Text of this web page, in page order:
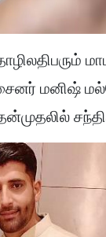
மனிஷ்